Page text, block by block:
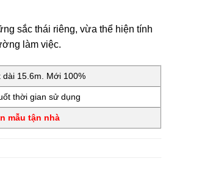
sắc thái riêng, vừa thể hiện tính
làm việc.
dài 15.6m. Mới 100%
thời gian sử dụng
mẫu tận nhà